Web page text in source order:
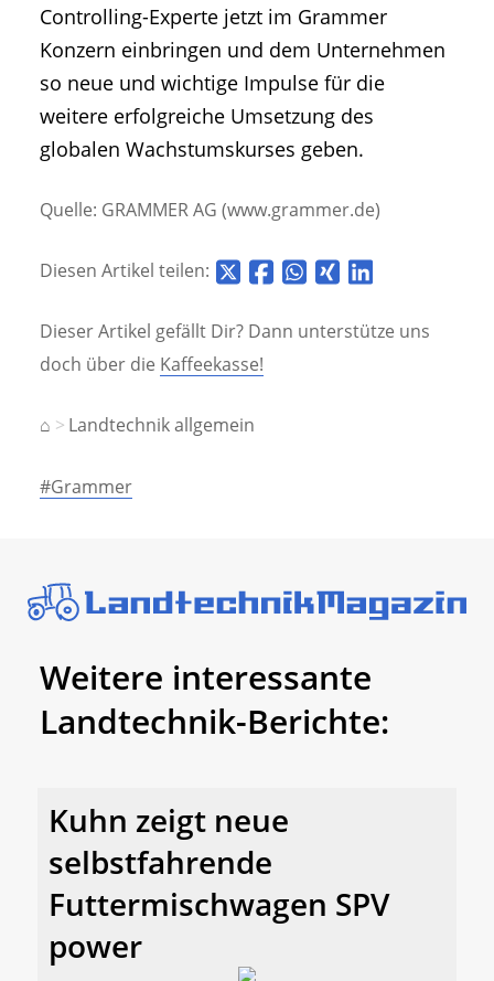
Controlling-Experte jetzt im Grammer
Konzern einbringen und dem Unternehmen
so neue und wichtige Impulse für die
weitere erfolgreiche Umsetzung des
globalen Wachstumskurses geben.
Quelle: GRAMMER AG (www.grammer.de)
Diesen Artikel teilen:
Dieser Artikel gefällt Dir? Dann unterstütze uns
doch über die Kaffeekasse!
⌂ Landtechnik allgemein
#Grammer
Weitere interessante
Landtechnik-Berichte:
Kuhn zeigt neue
selbstfahrende
Futtermischwagen SPV
power